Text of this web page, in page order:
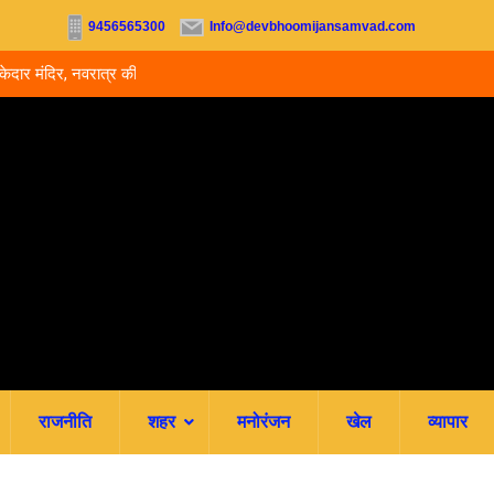
9456565300 Info@devbhoomijansamvad.com
नवरात्र की पहली
आत्महत्या, पुलिस जांच में जुटी
राजनीति शहर मनोरंजन खेल व्यापार